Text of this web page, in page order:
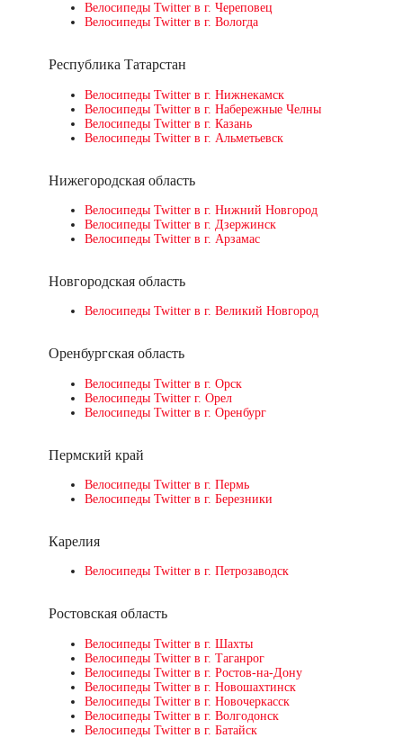
Велосипеды Twitter в г. Череповец
Велосипеды Twitter в г. Вологда
Республика Татарстан
Велосипеды Twitter в г. Нижнекамск
Велосипеды Twitter в г. Набережные Челны
Велосипеды Twitter в г. Казань
Велосипеды Twitter в г. Альметьевск
Нижегородская область
Велосипеды Twitter в г. Нижний Новгород
Велосипеды Twitter в г. Дзержинск
Велосипеды Twitter в г. Арзамас
Новгородская область
Велосипеды Twitter в г. Великий Новгород
Оренбургская область
Велосипеды Twitter в г. Орск
Велосипеды Twitter г. Орел
Велосипеды Twitter в г. Оренбург
Пермский край
Велосипеды Twitter в г. Пермь
Велосипеды Twitter в г. Березники
Карелия
Велосипеды Twitter в г. Петрозаводск
Ростовская область
Велосипеды Twitter в г. Шахты
Велосипеды Twitter в г. Таганрог
Велосипеды Twitter в г. Ростов-на-Дону
Велосипеды Twitter в г. Новошахтинск
Велосипеды Twitter в г. Новочеркасск
Велосипеды Twitter в г. Волгодонск
Велосипеды Twitter в г. Батайск